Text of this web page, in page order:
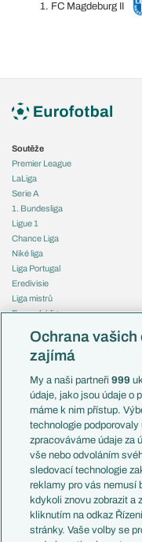
1. FC Magdeburg II
Soutěže
Premier League
LaLiga
Serie A
1. Bundesliga
Ligue 1
Chance Liga
Niké liga
Liga Portugal
Eredivisie
Liga mistrů
Evropská liga
Mistrovství světa
Liga národů
Témata
Představení týmů MS
EuroSkauting
PL v kostce
Evropské koeficienty
Přestupy
Přestupové spekulace
Zranění
Kluby
Ochrana vašich
zajímá
My a naši partneři999
údaje, jako jsou údaje o
máme k nim přístup.
technologie
zpracováváme údaje za
vše nebo odvoláním
sledovací technologie
reklamy pro vás nemusí
kdykoli znovu zobrazit a
kliknutím na odkaz
stránky. Vaše volby se